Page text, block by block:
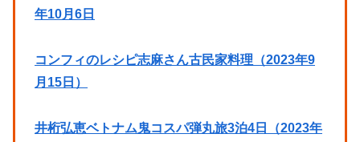
年10月6日
コンフィのレシピ志麻さん古民家料理（2023年9
月15日）
井桁弘恵ベトナム鬼コスパ弾丸旅3泊4日（2023年